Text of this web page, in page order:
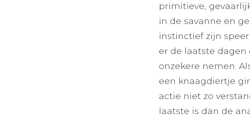
primitieve,
in de savanne en
instinctief zijn
er de laatste dagen
onzekere nemen.
een knaagdiertje
actie niet zo
laatste is dan de